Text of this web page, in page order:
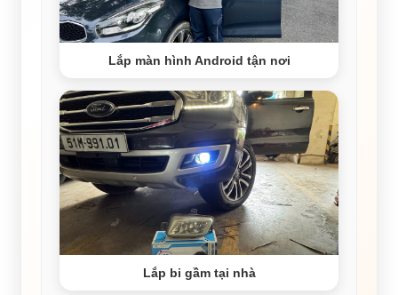
Lắp màn hình Android tận nơi
Lắp bi gầm tại nhà